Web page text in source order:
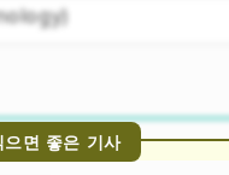
으면 좋은 기사